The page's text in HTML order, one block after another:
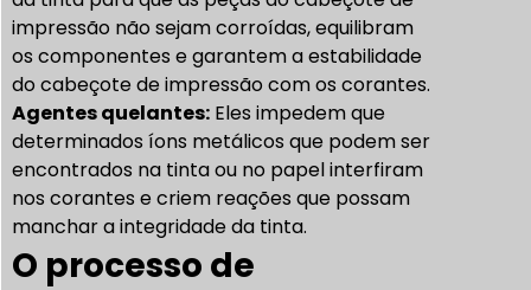
impressão não sejam corroídas, equilibram
os componentes e garantem a estabilidade
do cabeçote de impressão com os corantes.
Agentes quelantes: Eles impedem que
determinados íons metálicos que podem ser
encontrados na tinta ou no papel interfiram
nos corantes e criem reações que possam
manchar a integridade da tinta.
O processo de